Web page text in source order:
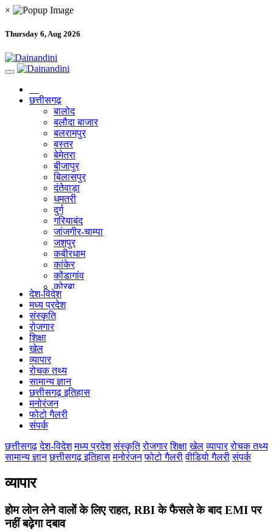
×
Thursday 6, Aug 2026
छत्तीसगढ़
बालोद
बलौदा बाजार
बलरामपुर
बस्तर
बेमेतरा
बीजापुर
बिलासपुर
दंतेवाड़ा
धमतरी
दुर्ग
गरियाबंद
जांजगीर-चाम्पा
जशपुर
कबीरधाम
कांकेर
कोंडागांव
कोरबा
कोरिया
महासमुंद
मुंगेली
नारायणपुर
सुकमा
सूरजपुर
सरगुजा
गौरेला पेंड्रा मरवाही
खैरागढ़-छुईखदान-गंडई
सारंगढ़-बिलाईगढ़
मनेन्द्रगढ़ – चिरिमिरी – भरतपुर
सक्ति
देश-विदेश
मध्य प्रदेश
संस्कृति
रोजगार
शिक्षा
खेल
व्यापार
रोचक तथ्य
सामान्य ज्ञान
छत्तीसगढ़ इतिहास
मनोरंजन
फोटो गैलरी
संपर्क
छत्तीसगढ़ देश-विदेश मध्य प्रदेश संस्कृति रोजगार शिक्षा खेल व्यापार रोचक तथ्य
सामान्य ज्ञान छत्तीसगढ़ इतिहास मनोरंजन फोटो गैलरी वीडियो गैलरी संपर्क
व्यापार
होम लोन लेने वालों के लिए राहत, RBI के फैसले के बाद EMI पर
नहीं बढ़ेगा दबाव